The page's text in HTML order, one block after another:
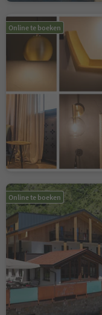
Online te boeken
Online te boeken